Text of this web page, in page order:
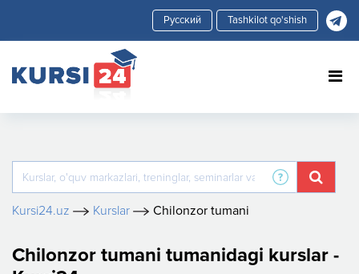
Tashkilot qo'shish
Kursi24.uz Kurslar Chilonzor tumani
Chilonzor tumani tumanidagi kurslar -